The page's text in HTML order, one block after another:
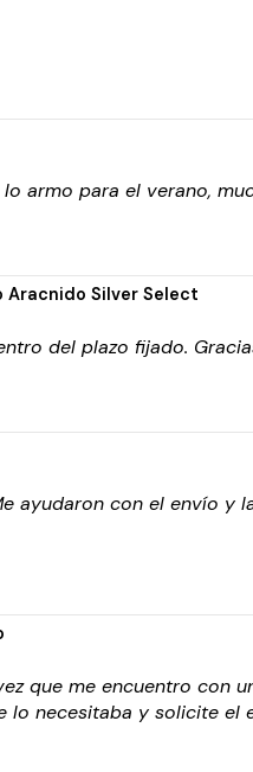
armo para el verano,
Aracnido Silver Select
del plazo fijado.
ayudaron con el envío
que me encuentro con
necesitaba y solicite